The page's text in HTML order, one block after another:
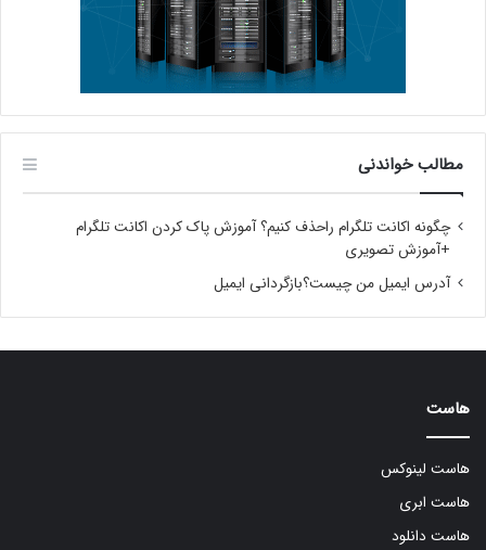
مطالب خواندنی
چگونه اکانت تلگرام راحذف کنیم؟ آموزش پاک کردن اکانت تلگرام
+آموزش تصویری
آدرس ایمیل من چیست؟بازگردانی ایمیل
هاست
هاست لینوکس
هاست ابری
هاست دانلود